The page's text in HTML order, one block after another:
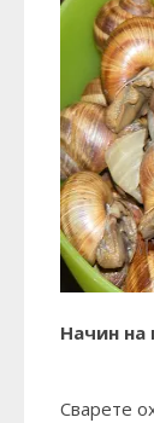
Начин на
Сварете